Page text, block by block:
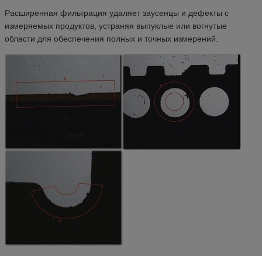
Расширенная фильтрация удаляет заусенцы и дефекты с
измеряемых продуктов, устраняя выпуклые или вогнутые
области для обеспечения полных и точных измерений.